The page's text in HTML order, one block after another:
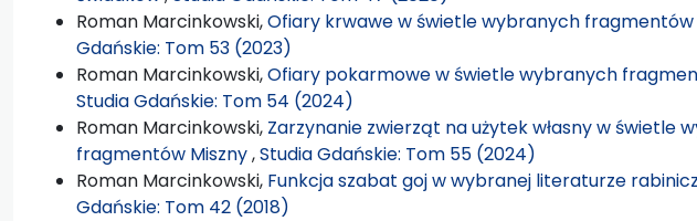
Roman Marcinkowski,Ofiary krwawe w świetle wybranych fragmentów
Gdańskie: Tom 53 (2023)
Roman Marcinkowski,Ofiary pokarmowe w świetle wybranych
Studia Gdańskie: Tom 54 (2024)
Roman Marcinkowski, Zarzynanie zwierząt na użytek własny w świetle
fragmentów Miszny,Studia Gdańskie: Tom 55 (2024)
Roman Marcinkowski, Funkcja szabat goj w wybranej literaturze
Gdańskie: Tom 42 (2018)